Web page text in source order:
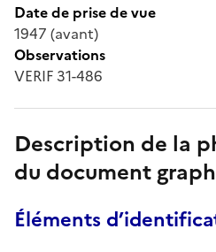
Date de prise de vue
1947 (avant)
Observations
VERIF 31-486
Description de la
du document
Éléments